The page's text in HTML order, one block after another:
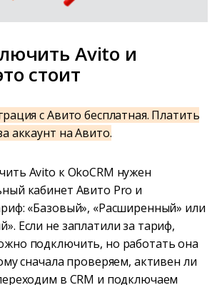
Avito и
стоит
с Авито бесплатная. Платить
аккаунт на Авито.
Avito к OkoCRM нужен
кабинет Авито Pro и
«Базовый», «Расширенный» или
Если не заплатили за тариф,
подключить, но работать она
сначала проверяем, активен ли
в CRM и подключаем